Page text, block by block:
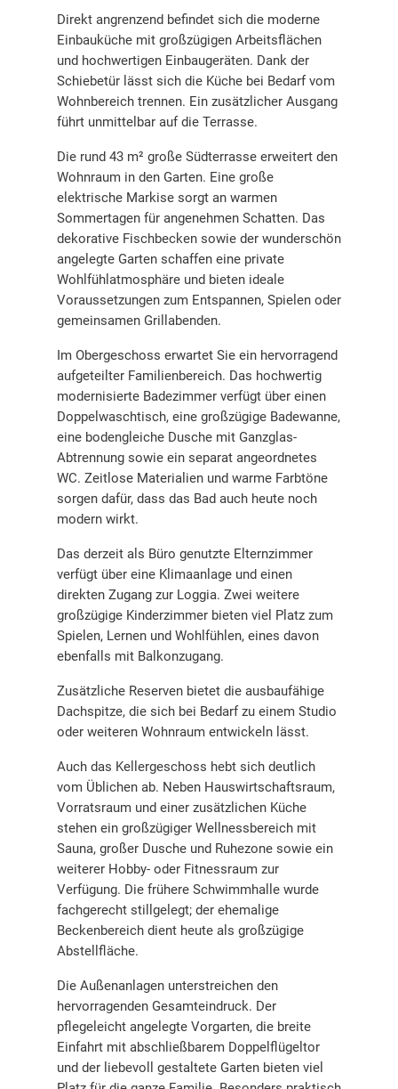
Direkt angrenzend befindet sich die moderne
Einbauküche mit großzügigen Arbeitsflächen
und hochwertigen Einbaugeräten. Dank der
Schiebetür lässt sich die Küche bei Bedarf vom
Wohnbereich trennen. Ein zusätzlicher Ausgang
führt unmittelbar auf die Terrasse.
Die rund 43 m² große Südterrasse erweitert den
Wohnraum in den Garten. Eine große
elektrische Markise sorgt an warmen
Sommertagen für angenehmen Schatten. Das
dekorative Fischbecken sowie der wunderschön
angelegte Garten schaffen eine private
Wohlfühlatmosphäre und bieten ideale
Voraussetzungen zum Entspannen, Spielen oder
gemeinsamen Grillabenden.
Im Obergeschoss erwartet Sie ein hervorragend
aufgeteilter Familienbereich. Das hochwertig
modernisierte Badezimmer verfügt über einen
Doppelwaschtisch, eine großzügige Badewanne,
eine bodengleiche Dusche mit Ganzglas-
Abtrennung sowie ein separat angeordnetes
WC. Zeitlose Materialien und warme Farbtöne
sorgen dafür, dass das Bad auch heute noch
modern wirkt.
Das derzeit als Büro genutzte Elternzimmer
verfügt über eine Klimaanlage und einen
direkten Zugang zur Loggia. Zwei weitere
großzügige Kinderzimmer bieten viel Platz zum
Spielen, Lernen und Wohlfühlen, eines davon
ebenfalls mit Balkonzugang.
Zusätzliche Reserven bietet die ausbaufähige
Dachspitze, die sich bei Bedarf zu einem Studio
oder weiteren Wohnraum entwickeln lässt.
Auch das Kellergeschoss hebt sich deutlich
vom Üblichen ab. Neben Hauswirtschaftsraum,
Vorratsraum und einer zusätzlichen Küche
stehen ein großzügiger Wellnessbereich mit
Sauna, großer Dusche und Ruhezone sowie ein
weiterer Hobby- oder Fitnessraum zur
Verfügung. Die frühere Schwimmhalle wurde
fachgerecht stillgelegt; der ehemalige
Beckenbereich dient heute als großzügige
Abstellfläche.
Die Außenanlagen unterstreichen den
hervorragenden Gesamteindruck. Der
pflegeleicht angelegte Vorgarten, die breite
Einfahrt mit abschließbarem Doppelflügeltor
und der liebevoll gestaltete Garten bieten viel